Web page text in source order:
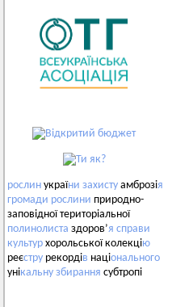
рослин україни захисту амброзія
громади рослини природно-
заповідної територіальної
полинолиста здоров’я справи
культур хорольської колекцію
реєстру рекордів національного
унікальну збирання субтропі